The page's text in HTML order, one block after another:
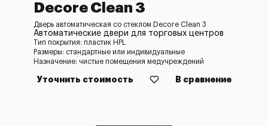
Decore Clean 3
Дверь автоматическая со стеклом Decore Clean 3
Автоматические двери для торговых центров
Тип покрытия: пластик HPL
Размеры: стандартные или индивидуальные
Назначение: чистые помещения медучреждений
Уточнить стоимость В сравнение